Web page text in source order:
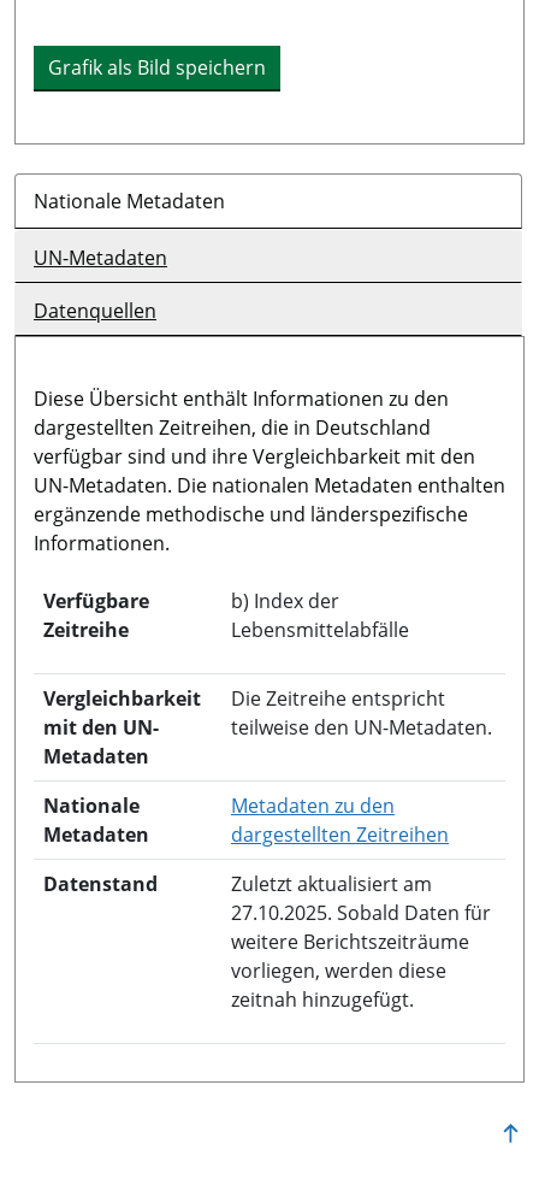
Grafik als Bild speichern
Nationale Metadaten
UN-Metadaten
Datenquellen
Diese Übersicht enthält Informationen zu den
dargestellten Zeitreihen, die in Deutschland
verfügbar sind und ihre Vergleichbarkeit mit den
UN-Metadaten. Die nationalen Metadaten enthalten
ergänzende methodische und länderspezifische
Informationen.
Verfügbare
Zeitreihe
b) Index der
Lebensmittelabfälle
Vergleichbarkeit
mit den UN-
Metadaten
Die Zeitreihe entspricht
teilweise den UN-Metadaten.
Nationale
Metadaten
Metadaten zu den
dargestellten Zeitreihen
Datenstand
Zuletzt aktualisiert am
27.10.2025. Sobald Daten für
weitere Berichtszeiträume
vorliegen, werden diese
zeitnah hinzugefügt.